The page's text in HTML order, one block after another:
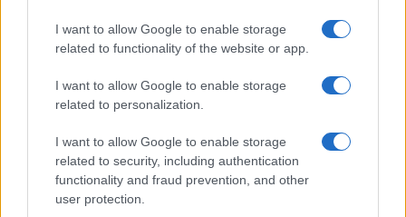
I want to allow Google to enable storage
related to functionality of the website or app.
I want to allow Google to enable storage
related to personalization.
I want to allow Google to enable storage
related to security, including authentication
functionality and fraud prevention, and other
user protection.
Como a IA está redefinindo o marketing empresarial brasileiro
em 2026
Bruno Costa · 5 ago 2026